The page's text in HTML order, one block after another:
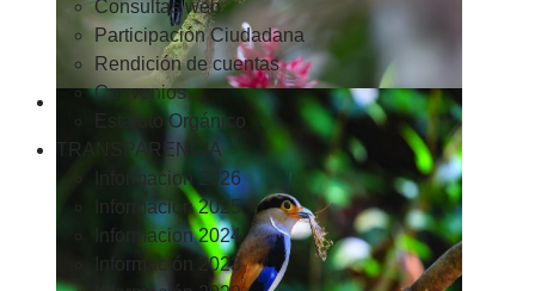
Consultas web
Participación Ciudadana
Rendición de cuentas
Convenios
Estatuto Orgánico
TRANSPARENCIA
Informacion 2026
Informacion 2025
Informacion 2024
Información 2023